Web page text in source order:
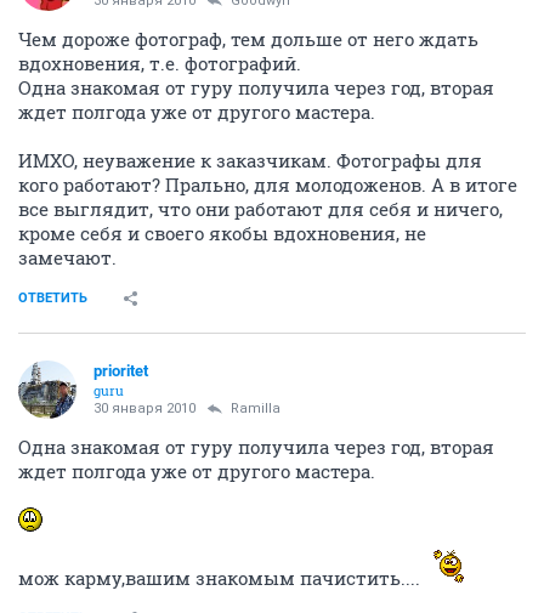
Чем дороже фотограф, тем дольше от него ждать
вдохновения, т.е. фотографий.
Одна знакомая от гуру получила через год, вторая
ждет полгода уже от другого мастера.
ИМХО, неуважение к заказчикам. Фотографы для
кого работают? Прально, для молодоженов. А в итоге
все выглядит, что они работают для себя и ничего,
кроме себя и своего якобы вдохновения, не
замечают.
ОТВЕТИТЬ
prioritet
guru
30 января 2010 Ramilla
Одна знакомая от гуру получила через год, вторая
ждет полгода уже от другого мастера.
мож карму,вашим знакомым пачистить....